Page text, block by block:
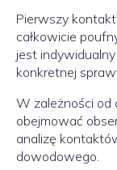
Pierwszy
całkowicie
jest
konkretnej
W zależności od
obejmować
analizę
dowodowego.